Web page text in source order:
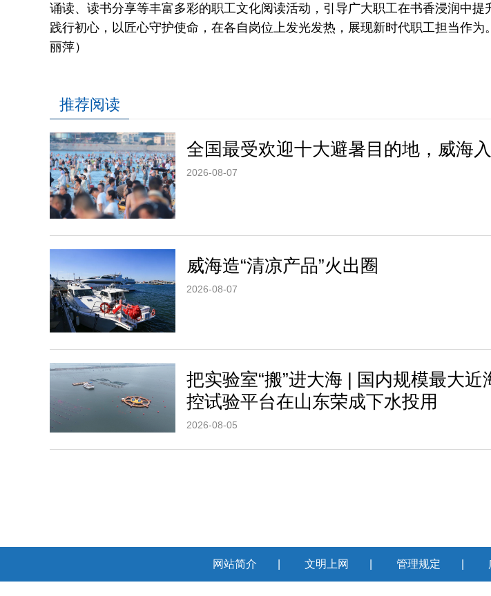
诵读、读书分享等丰富多彩的职工文化阅读活动，引导广大职工在书香浸润中提
践行初心，以匠心守护使命，在各自岗位上发光发热，展现新时代职工担当作为
丽萍）
推荐阅读
全国最受欢迎十大避暑目的地，威海入
2026-08-07
威海造“清凉产品”火出圈
2026-08-07
把实验室“搬”进大海 | 国内规模最大
控试验平台在山东荣成下水投用
2026-08-05
网站简介 文明上网 管理规定